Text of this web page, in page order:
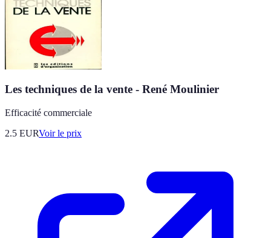
Les techniques de la vente - René Moulinier
Efficacité commerciale
2.5 EURVoir le prix